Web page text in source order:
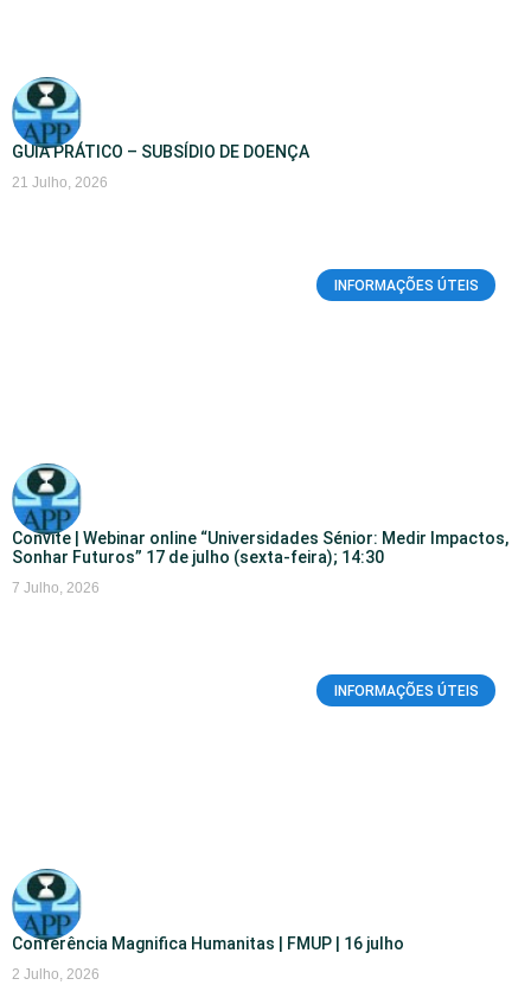
GUIA PRÁTICO – SUBSÍDIO DE DOENÇA
21 Julho, 2026
INFORMAÇÕES ÚTEIS
Convite | Webinar online “Universidades Sénior: Medir Impactos,
Sonhar Futuros” 17 de julho (sexta-feira); 14:30
7 Julho, 2026
INFORMAÇÕES ÚTEIS
Conferência Magnifica Humanitas | FMUP | 16 julho
2 Julho, 2026